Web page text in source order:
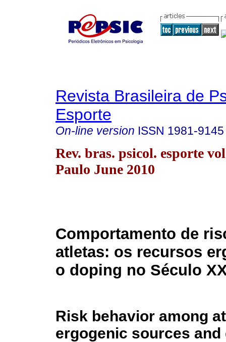
Revista Brasileira de
Esporte
On-line version ISSN 1981-9145
Rev. bras. psicol. esporte
Paulo June 2010
Comportamento de
atletas: os recursos
o doping no Século
Risk behavior among
ergogenic sources